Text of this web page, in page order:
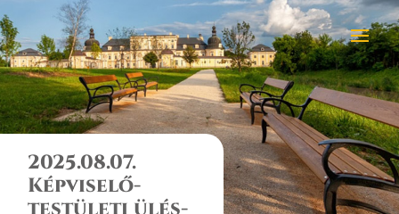
2025.08.07.
Képviselő-